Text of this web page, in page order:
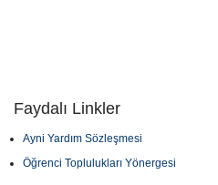
Faydalı Linkler
Ayni Yardım Sözleşmesi
Öğrenci Toplulukları Yönergesi